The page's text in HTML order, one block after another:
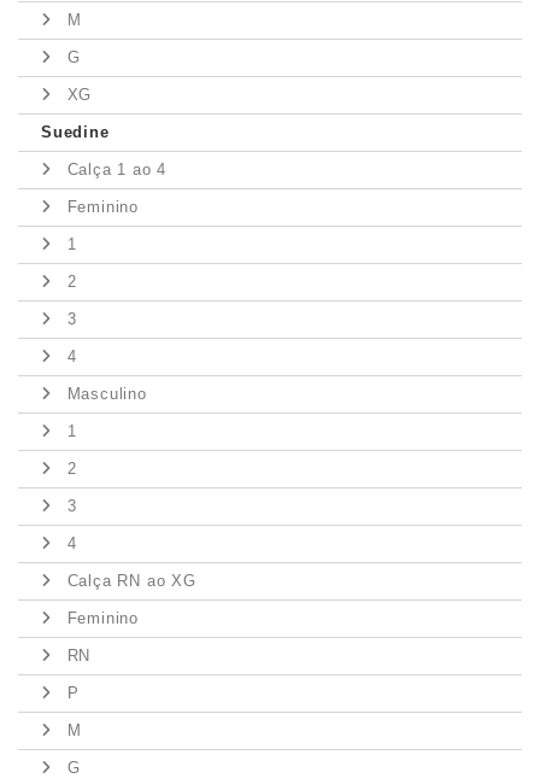
M
G
XG
Suedine
Calça 1 ao 4
Feminino
1
2
3
4
Masculino
1
2
3
4
Calça RN ao XG
Feminino
RN
P
M
G